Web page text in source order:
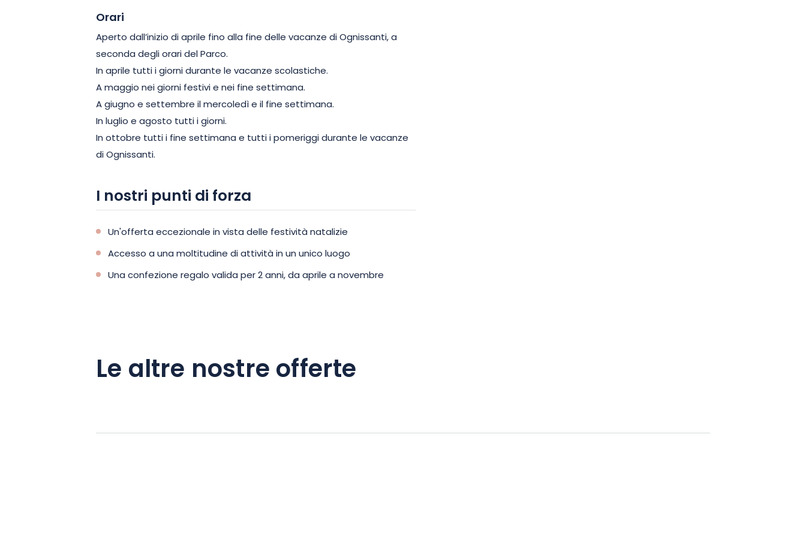
Orari
Aperto dall’inizio di aprile fino alla fine delle vacanze di Ognissanti, a
seconda degli orari del Parco.
In aprile tutti i giorni durante le vacanze scolastiche.
A maggio nei giorni festivi e nei fine settimana.
A giugno e settembre il mercoledì e il fine settimana.
In luglio e agosto tutti i giorni.
In ottobre tutti i fine settimana e tutti i pomeriggi durante le vacanze
di Ognissanti.
I nostri punti di forza
Un'offerta eccezionale in vista delle festività natalizie
Accesso a una moltitudine di attività in un unico luogo
Una confezione regalo valida per 2 anni, da aprile a novembre
Le altre nostre offerte